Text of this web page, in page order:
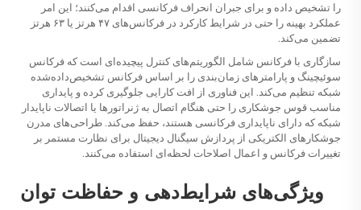
را تشخیص داده و برای جبران انحراف فرکانسی اقدام می‌کنند؛ این امر
عملکرد بهینه را حتی در شرایط کارکرد در فرکانس‌های ۴۷ هرتز یا ۶۳ هرتز
تضمین می‌کند.
سازگاری با فرکانس شامل الگوریتم‌های کنترل پیچیده‌ای است که فرکانس
سوئیچینگ و پارامترهای زمان‌بندی را بر اساس فرکانس تشخیص‌داده‌شده
شبکه تنظیم می‌کند. این فناوری از افت کارایی جلوگیری کرده و پایداری
مناسب قوس جوشکاری را حتی هنگام اتصال به ژنراتورها یا اتصالات ناپایدار
شبکه که دارای ناپایداری فرکانسی هستند، حفظ می‌کند. طراحی‌های مدرن
جوشکارهای الکتریکی از پردازش سیگنال دیجیتال برای نظارت مستمر بر
تغییرات فرکانس و اعمال اصلاحات لحظه‌ای استفاده می‌کنند.
ویژگی‌های شرایط‌دهی و حفاظت توان